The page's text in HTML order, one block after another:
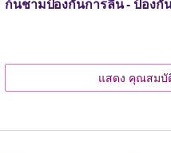
ก้นชามป้องกันการลื่น - ป้องกั
แสดง คุณสม